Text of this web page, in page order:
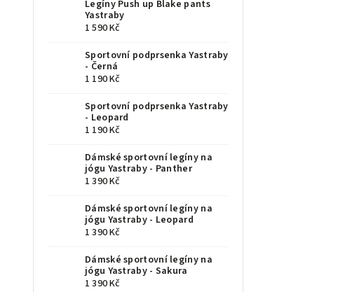
Legíny Push up Blake pants
Yastraby
1 590 Kč
Sportovní podprsenka Yastraby
- Černá
1 190 Kč
Sportovní podprsenka Yastraby
- Leopard
1 190 Kč
Dámské sportovní legíny na
jógu Yastraby - Panther
1 390 Kč
Dámské sportovní legíny na
jógu Yastraby - Leopard
1 390 Kč
Dámské sportovní legíny na
jógu Yastraby - Sakura
1 390 Kč